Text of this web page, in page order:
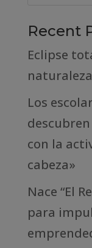
Recent
Eclipse
Los
con la
cabeza»
Nace “El
para